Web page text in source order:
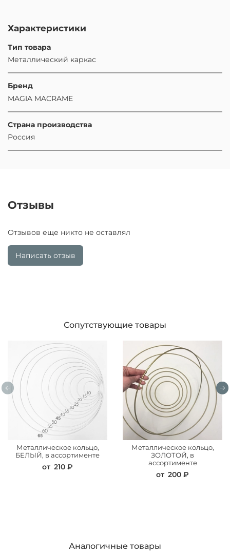
Характеристики
Тип товара
Металлический каркас
Бренд
MAGIA MACRAME
Страна производства
Россия
Отзывы
Отзывов еще никто не оставлял
Написать отзыв
Сопутствующие товары
Металлическое кольцо,
БЕЛЫЙ, в ассортименте
от 210 ₽
Металлическое кольцо,
ЗОЛОТОЙ, в
ассортименте
от 200 ₽
Аналогичные товары